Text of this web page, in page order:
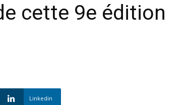
cette 9e édition
Linkedin